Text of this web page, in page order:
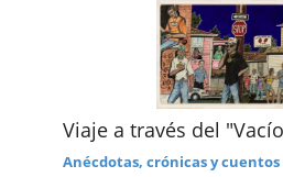
Viaje a través del
Anécdotas, crónicas y cuentos